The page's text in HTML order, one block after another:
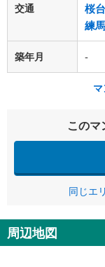
交通 桜
練
築年月 -
この
同じエ
周辺地図